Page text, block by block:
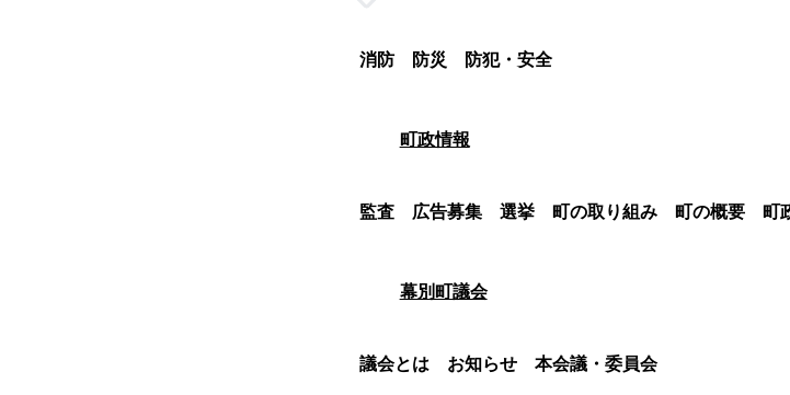
消防 防災
防犯・安全
町政情報
監査 広告募集 選挙 町の取り組み 町の概要 町
幕別町議会
議会とは お知らせ 本会議・委員会